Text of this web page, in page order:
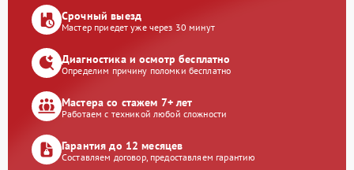
Срочный выезд
Мастер приедет уже через 30 минут
Диагностика и осмотр бесплатно
Определим причину поломки бесплатно
Мастера со стажем 7+ лет
Работаем с техникой любой сложности
Гарантия до 12 месяцев
Составляем договор, предоставляем гарантию